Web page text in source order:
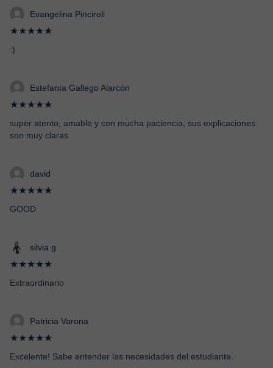
Evangelina Pinciroli
★★★★★
:)
Estefanía Gallego Alarcón
★★★★★
super atento, amable y con mucha paciencia, sus explicaciones
son muy claras
david
★★★★★
GOOD
silvia g
★★★★★
Extraordinario
Patricia Varona
★★★★★
Excelente! Sabe entender las necesidades del estudiante.